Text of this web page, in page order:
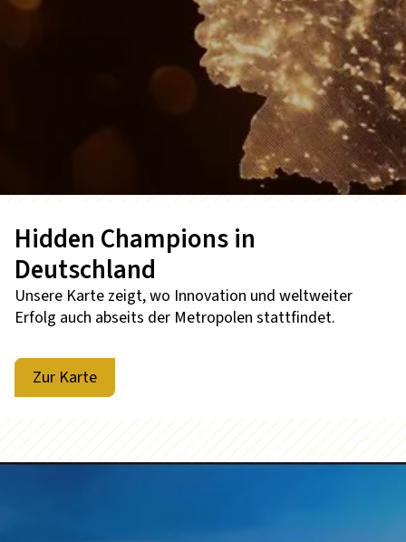
Hidden Champions in
Deutschland
Unsere Karte zeigt, wo Innovation und weltweiter
Erfolg auch abseits der Metropolen stattfindet.
Zur Karte